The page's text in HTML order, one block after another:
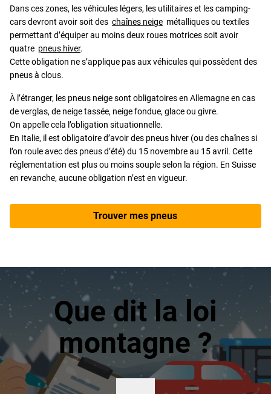
Dans ces zones, les véhicules légers, les utilitaires et les camping-
cars devront avoir soit des chaînes neige métalliques ou textiles
permettant d’équiper au moins deux roues motrices soit avoir
quatre pneus hiver.
Cette obligation ne s’applique pas aux véhicules qui possèdent des
pneus à clous.
À l’étranger, les pneus neige sont obligatoires en Allemagne en cas
de verglas, de neige tassée, neige fondue, glace ou givre.
On appelle cela l’obligation situationnelle.
En Italie, il est obligatoire d’avoir des pneus hiver (ou des chaînes si
l’on roule avec des pneus d’été) du 15 novembre au 15 avril. Cette
réglementation est plus ou moins souple selon la région. En Suisse
en revanche, aucune obligation n’est en vigueur.
Trouver mes pneus
Que dit la loi
montagne ?